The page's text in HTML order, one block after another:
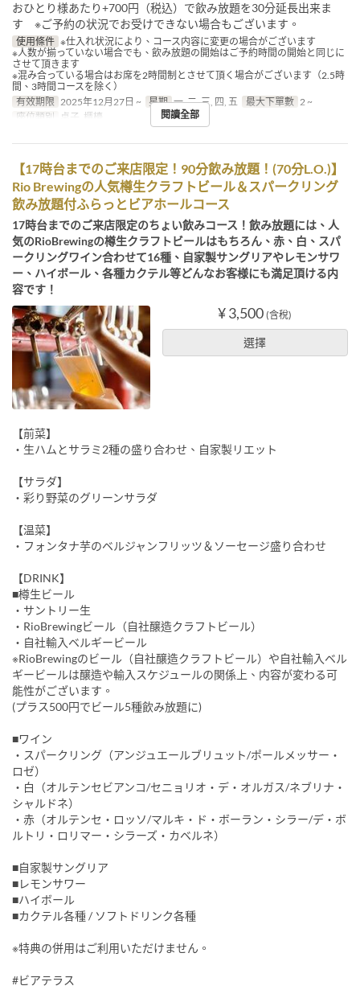
おひとり様あたり+700円（税込）で飲み放題を30分延長出来ま
す ※ご予約の状況でお受けできない場合もございます。
使用條件 ※仕入れ状況により、コース内容に変更の場合がございます
※人数が揃っていない場合でも、飲み放題の開始はご予約時間の開始と同じに
させて頂きます
※混み合っている場合はお席を2時間制とさせて頂く場合がございます（2.5時
間、3時間コースを除く）
有效期限 2025年12月27日 ~ 星期 一, 二, 三, 四, 五 最大下單數 2 ~
座位類別
桌子, 櫃檯 閱讀全部
【17時台までのご来店限定！90分飲み放題！(70分L.O.)】
Rio Brewingの人気樽生クラフトビール＆スパークリング
飲み放題付ふらっとビアホールコース
17時台までのご来店限定のちょい飲みコース！飲み放題には、人
気のRioBrewingの樽生クラフトビールはもちろん、赤、白、スパ
ークリングワイン合わせて16種、自家製サングリアやレモンサワ
ー、ハイボール、各種カクテル等どんなお客様にも満足頂ける内
容です！
¥ 3,500 (含稅)
選擇
【前菜】
・生ハムとサラミ2種の盛り合わせ、自家製リエット
【サラダ】
・彩り野菜のグリーンサラダ
【温菜】
・フォンタナ芋のベルジャンフリッツ＆ソーセージ盛り合わせ
【DRINK】
■樽生ビール
・サントリー生
・RioBrewingビール（自社醸造クラフトビール）
・自社輸入ベルギービール
※RioBrewingのビール（自社醸造クラフトビール）や自社輸入ベル
ギービールは醸造や輸入スケジュールの関係上、内容が変わる可
能性がございます。
(プラス500円でビール5種飲み放題に)
■ワイン
・スパークリング（アンジュエールブリュット/ポールメッサー・
ロゼ）
・白（オルテンセビアンコ/セニョリオ・デ・オルガス/ネブリナ・
シャルドネ）
・赤（オルテンセ・ロッソ/マルキ・ド・ボーラン・シラー/デ・ボ
ルトリ・ロリマー・シラーズ・カベルネ）
■自家製サングリア
■レモンサワー
■ハイボール
■カクテル各種 / ソフトドリンク各種
※特典の併用はご利用いただけません。
#ビアテラス